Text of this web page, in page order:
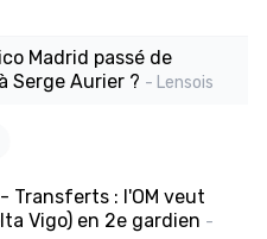
Madrid passé de
Serge Aurier ? - Lensois
Transferts : l'OM veut
Vigo) en 2e gardien -